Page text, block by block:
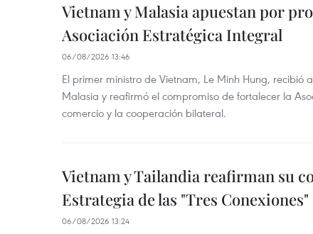
Vietnam y Malasia apuestan por
Asociación Estratégica Integral
06/08/2026 13:46
El primer ministro de Vietnam, Le Minh Hung, recibió
Malasia y reafirmó el compromiso de fortalecer la
comercio y la cooperación bilateral.
Vietnam y Tailandia reafirman su
Estrategia de las "Tres Conexiones"
06/08/2026 13:24